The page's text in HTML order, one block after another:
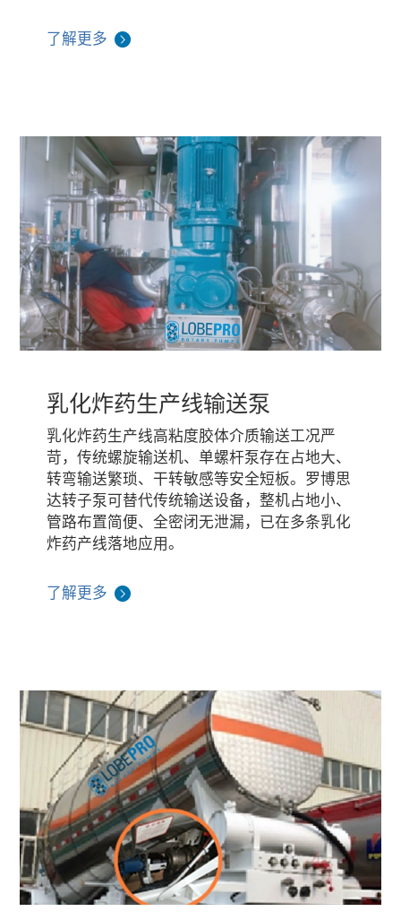
了解更多
乳化炸药生产线输送泵
乳化炸药生产线高粘度胶体介质输送工况严
苛，传统螺旋输送机、单螺杆泵存在占地大、
转弯输送繁琐、干转敏感等安全短板。罗博思
达转子泵可替代传统输送设备，整机占地小、
管路布置简便、全密闭无泄漏，已在多条乳化
炸药产线落地应用。
了解更多